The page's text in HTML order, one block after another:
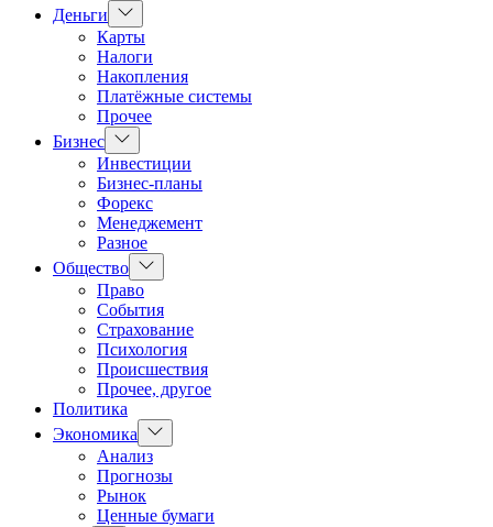
Деньги
Показать
подменю
Карты
Налоги
Накопления
Платёжные системы
Прочее
Бизнес Показать
подменю
Инвестиции
Бизнес-планы
Форекс
Менеджемент
Разное
Общество Показать
подменю
Право
События
Страхование
Психология
Происшествия
Прочее, другое
Политика
Экономика
Показать
подменю
Анализ
Прогнозы
Рынок
Ценные бумаги